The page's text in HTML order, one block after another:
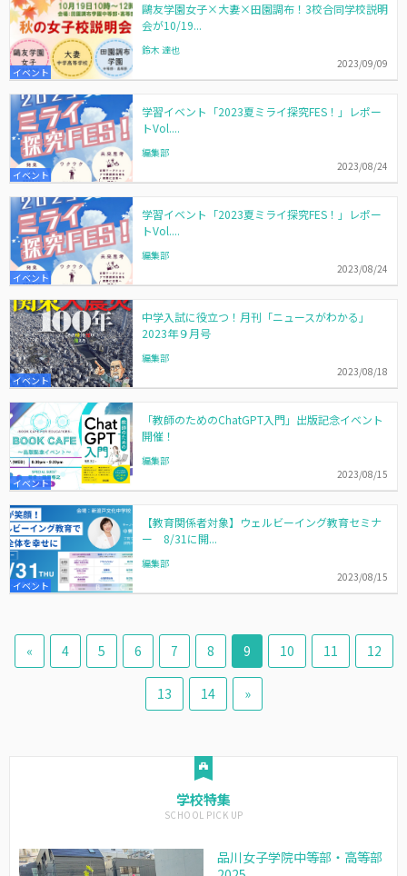
イベント
鷗友学園女子×大妻×田園調布！3校合同学校説明
会が10/19...
鈴木 達也
2023/09/09
イベント
学習イベント「2023夏ミライ探究FES！」レポー
トVol....
編集部
2023/08/24
イベント
学習イベント「2023夏ミライ探究FES！」レポー
トVol....
編集部
2023/08/24
イベント
中学入試に役立つ！月刊「ニュースがわかる」
2023年９月号
編集部
2023/08/18
イベント
「教師のためのChatGPT入門」出版記念イベント
開催！
編集部
2023/08/15
イベント
【教育関係者対象】ウェルビーイング教育セミナ
ー 8/31に開...
編集部
2023/08/15
« 4 5 6 7 8 9 10 11 12
13 14 »
学校特集
品川女子学院中等部・高等部